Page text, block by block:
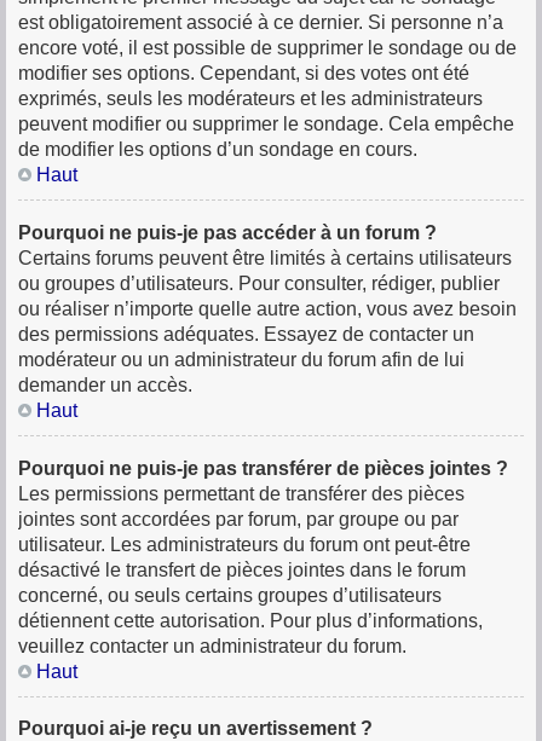
est obligatoirement associé à ce dernier. Si personne n’a
encore voté, il est possible de supprimer le sondage ou de
modifier ses options. Cependant, si des votes ont été
exprimés, seuls les modérateurs et les administrateurs
peuvent modifier ou supprimer le sondage. Cela empêche
de modifier les options d’un sondage en cours.
Haut
Pourquoi ne puis-je pas accéder à un forum ?
Certains forums peuvent être limités à certains utilisateurs
ou groupes d’utilisateurs. Pour consulter, rédiger, publier
ou réaliser n’importe quelle autre action, vous avez besoin
des permissions adéquates. Essayez de contacter un
modérateur ou un administrateur du forum afin de lui
demander un accès.
Haut
Pourquoi ne puis-je pas transférer de pièces jointes ?
Les permissions permettant de transférer des pièces
jointes sont accordées par forum, par groupe ou par
utilisateur. Les administrateurs du forum ont peut-être
désactivé le transfert de pièces jointes dans le forum
concerné, ou seuls certains groupes d’utilisateurs
détiennent cette autorisation. Pour plus d’informations,
veuillez contacter un administrateur du forum.
Haut
Pourquoi ai-je reçu un avertissement ?